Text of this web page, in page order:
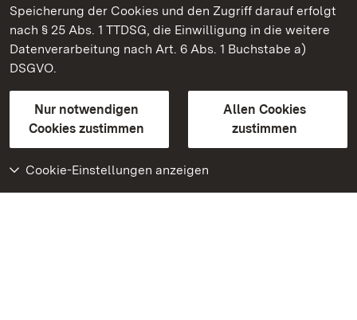
Speicherung der Cookies und den Zugriff darauf erfolgt
nach § 25 Abs. 1 TTDSG, die Einwilligung in die weitere
Datenverarbeitung nach Art. 6 Abs. 1 Buchstabe a)
DSGVO.
Nur notwendigen
Cookies zustimmen
Allen Cookies
zustimmen
Cookie-Einstellungen anzeigen
Staatliche Schlösser und Gärten Baden-Württemberg
Kontakt
GebärdenspracheLeichte Sprache
Erklärung zur Barrierefreiheit
BITV-konform (geprüfte Seiten)
Weiteres